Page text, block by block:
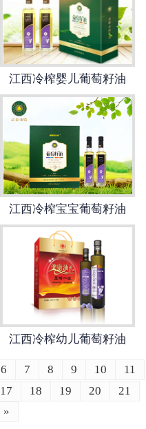
江西冷榨婴儿葡萄籽油
江西冷榨宝宝葡萄籽油
江西冷榨幼儿葡萄籽油
6 7 8 9 10
11
17 18 19 20
21
»